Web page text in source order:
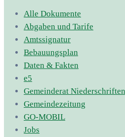
Alle Dokumente
Abgaben und Tarife
Amtssignatur
Bebauungsplan
Daten & Fakten
e5
Gemeinderat
Gemeindezeitung
GO-MOBIL
Jobs